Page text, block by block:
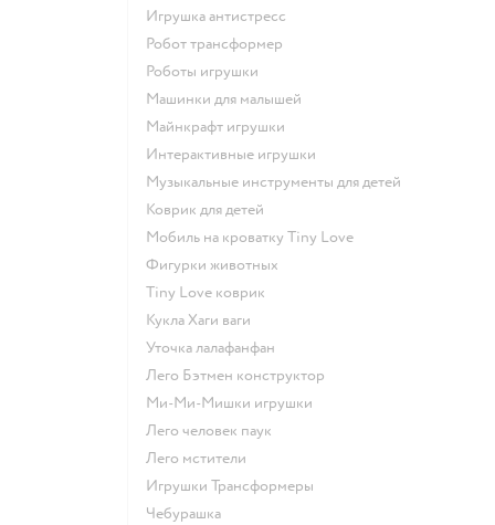
Игрушка антистресс
Робот трансформер
Роботы игрушки
Машинки для малышей
Майнкрафт игрушки
Интерактивные игрушки
Музыкальные инструменты для детей
Коврик для детей
Мобиль на кроватку Tiny Love
Фигурки животных
Tiny Love коврик
Кукла Хаги ваги
Уточка лалафанфан
Лего Бэтмен конструктор
Ми-Ми-Мишки игрушки
Лего человек паук
Лего мстители
Игрушки Трансформеры
Чебурашка